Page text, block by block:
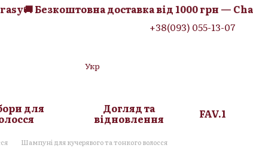
🚚 Безкоштовна доставка від 1000 грн — Chas
+38(093) 055-13-07
Укр
для Догляд та
відновлення FAV.1
Шампуні для кучерявого та тонкого волосся